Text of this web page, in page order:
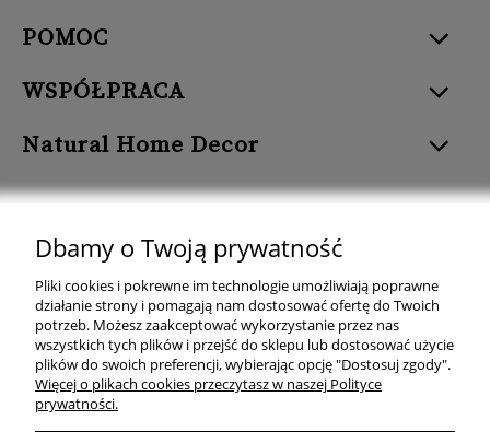
POMOC
WSPÓŁPRACA
Natural Home Decor
Natural Home Decor | E-mail: sklep at naturalhomedecor.pl | Tel.:
507 707 299
| NIP: 7971800592 | REGON: 381429127
Copyright © 2026 - Naturalhomedecor.pl
Dbamy o Twoją prywatność
Pliki cookies i pokrewne im technologie umożliwiają poprawne
działanie strony i pomagają nam dostosować ofertę do Twoich
potrzeb. Możesz zaakceptować wykorzystanie przez nas
wszystkich tych plików i przejść do sklepu lub dostosować użycie
plików do swoich preferencji, wybierając opcję "Dostosuj zgody".
Więcej o plikach cookies przeczytasz w naszej Polityce
prywatności.